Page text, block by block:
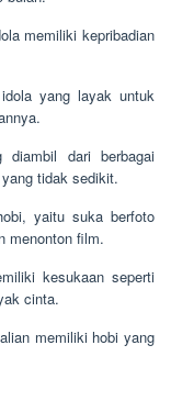
memiliki kepribadian
yang layak untuk
diambil dari berbagai
tidak sedikit.
yaitu suka berfoto
menonton film.
kesukaan seperti
cinta.
memiliki hobi yang